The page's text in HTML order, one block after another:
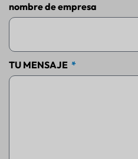
nombre de empresa
TU MENSAJE